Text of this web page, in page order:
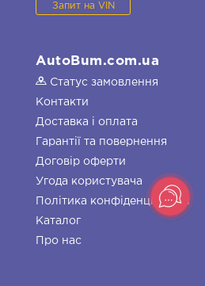
Запит на VIN
AutoBum.com.ua
Статус замовлення
Контакти
Доставка і оплата
Гарантії та повернення
Договір оферти
Угода користувача
Політика конфіденційності
Каталог
Про нас